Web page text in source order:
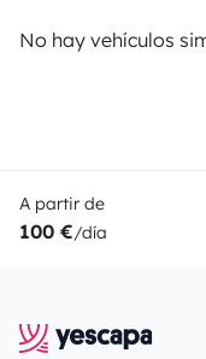
No hay vehículos
A partir de
100 €/día